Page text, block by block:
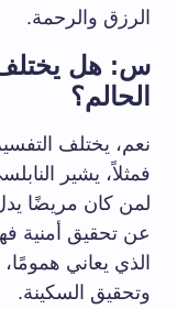
الرزق والرحمة.
س: هل يختلف
الحالم؟
نعم، يختلف
فمثلاً، يشير
لمن كان مريضًا
عن تحقيق أمنية
الذي يعاني
وتحقيق السكينة.